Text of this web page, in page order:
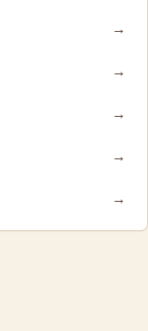
→
→
→
→
→